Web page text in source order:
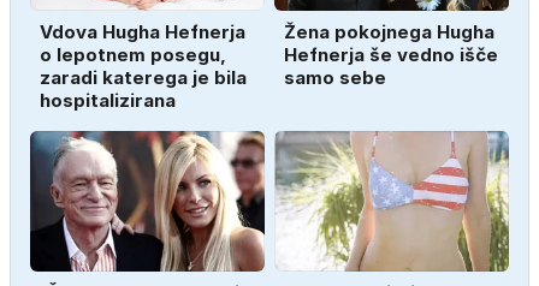
Vdova Hugha Hefnerja
o lepotnem posegu,
zaradi katerega je bila
hospitalizirana
Žena pokojnega Hugha
Hefnerja še vedno išče
samo sebe